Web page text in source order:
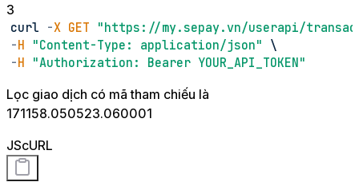
3
curl -X GET "https://my.sepay.vn/userapi/
-H "Content-Type: application/json" \
-H "Authorization: Bearer YOUR_API_TOKEN"
Lọc giao dịch có mã tham chiếu là
171158.050523.060001
JScURL